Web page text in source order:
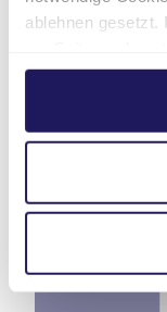
ablehnen gesetzt.
Weitere
Umkreis
als Bayern.“
innerhalb
auf 24,4